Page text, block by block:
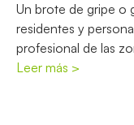
Un brote de gripe o
residentes y
profesional de las
Leer más >